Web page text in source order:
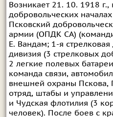
Возникает 21. 10. 1918 г.,
добровольческих
Псковский
армии (ОПДК СА)
Е. Вандам; 1-я
дивизия (3 стрелковых
2 легкие полевых
команда связи,
внешней охраны Пскова,
отряд, штабы и
и Чудская флотилия (3
человек). После боев с